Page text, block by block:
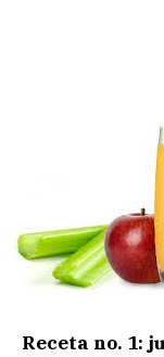
Receta no. 1: